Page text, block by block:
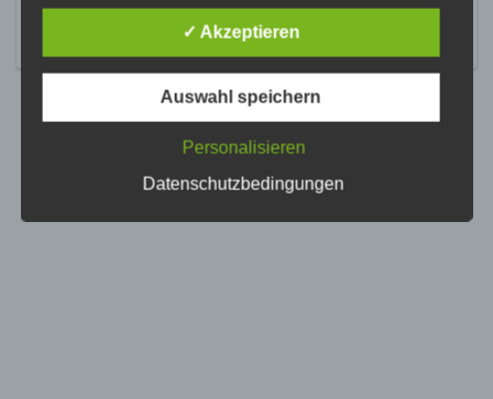
beispielsweise des Namens, der Anschrift, E-Mail-
Adresse oder Telefonnummer einer betroffenen
Person, erfolgt stets im Einklang mit der
Datenschutz-Grundverordnung und in
Übereinstimmung mit den für uns geltenden
landesspezifischen Datenschutzbestimmungen.
Mittels dieser Datenschutzerklärung möchte unser
und Zweck der von uns erhobenen, genutzten und
✓ Akzeptieren
Auswahl speichern
Personalisieren
Datenschutzbedingungen